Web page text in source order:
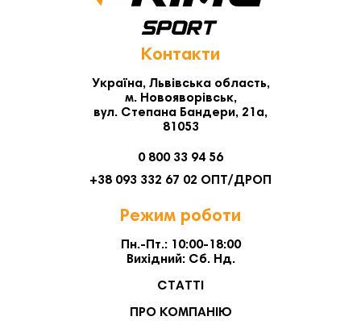
Контакти
Україна, Львівська область,
м. Новояворівськ,
вул. Степана Бандери, 21а,
81053
0 800 33 94 56
+38 093 332 67 02 ОПТ/ДРОП
Режим роботи
Пн.-Пт.: 10:00-18:00
Вихідний: Сб. Нд.
СТАТТІ
ПРО КОМПАНІЮ